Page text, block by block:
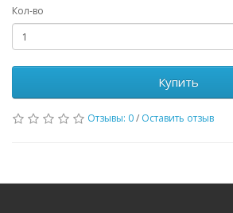
Кол-во
Купить
Отзывы: 0/ Оставить отзыв